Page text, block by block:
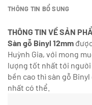
THÔNG TIN BỔ SUNG
THÔNG TIN VỀ SẢN
Sàn gỗ Binyl 12mm
Huỳnh Gia, với mong
lượng tốt nhất tới người
bền cao thì sàn gỗ
nhất có thể.